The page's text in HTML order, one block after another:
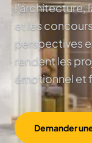
l'architecture,
et les
perspectives
rendent les
émotionnel et
Demander